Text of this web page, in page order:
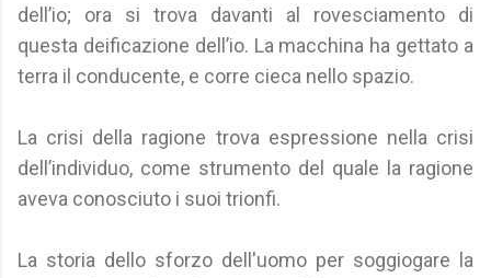
dell’io; ora si trova davanti al rovesciamento di
questa deificazione dell’io. La macchina ha gettato a
terra il conducente, e corre cieca nello spazio.
La crisi della ragione trova espressione nella crisi
dell’individuo, come strumento del quale la ragione
aveva conosciuto i suoi trionfi.
La storia dello sforzo dell'uomo per soggiogare la